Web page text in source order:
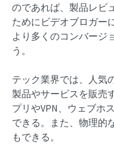
のであれば、製品レビ
ためにビデオブロガー
より多くのコンバージ
う。
テック業界では、人気
製品やサービスを販売
プリやVPN、ウェブホ
できる。また、物理的
もできる。